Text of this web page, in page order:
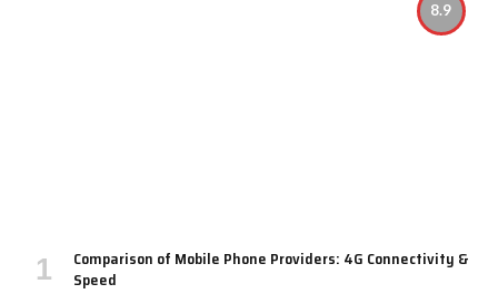
8.9
Comparison of Mobile Phone Providers: 4G Connectivity &
Speed